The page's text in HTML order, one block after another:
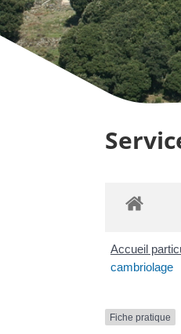
Accueil
cambriolage
Fiche pratique